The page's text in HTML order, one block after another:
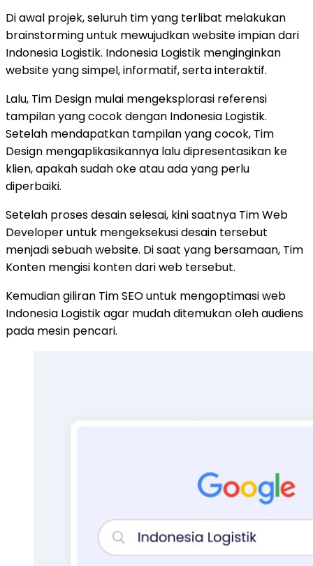
Di awal projek, seluruh tim yang terlibat melakukan
brainstorming untuk mewujudkan website impian dari
Indonesia Logistik. Indonesia Logistik menginginkan
website yang simpel, informatif, serta interaktif.
Lalu, Tim Design mulai mengeksplorasi referensi
tampilan yang cocok dengan Indonesia Logistik.
Setelah mendapatkan tampilan yang cocok, Tim
Design mengaplikasikannya lalu dipresentasikan ke
klien, apakah sudah oke atau ada yang perlu
diperbaiki.
Setelah proses desain selesai, kini saatnya Tim Web
Developer untuk mengeksekusi desain tersebut
menjadi sebuah website. Di saat yang bersamaan, Tim
Konten mengisi konten dari web tersebut.
Kemudian giliran Tim SEO untuk mengoptimasi web
Indonesia Logistik agar mudah ditemukan oleh audiens
pada mesin pencari.